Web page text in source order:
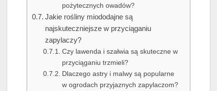
pożytecznych owadów?
Jakie rośliny miododajne są
najskuteczniejsze w przyciąganiu
zapylaczy?
Czy lawenda i szałwia są skuteczne w
przyciąganiu trzmieli?
Dlaczego astry i malwy są popularne
w ogrodach przyjaznych zapylaczom?